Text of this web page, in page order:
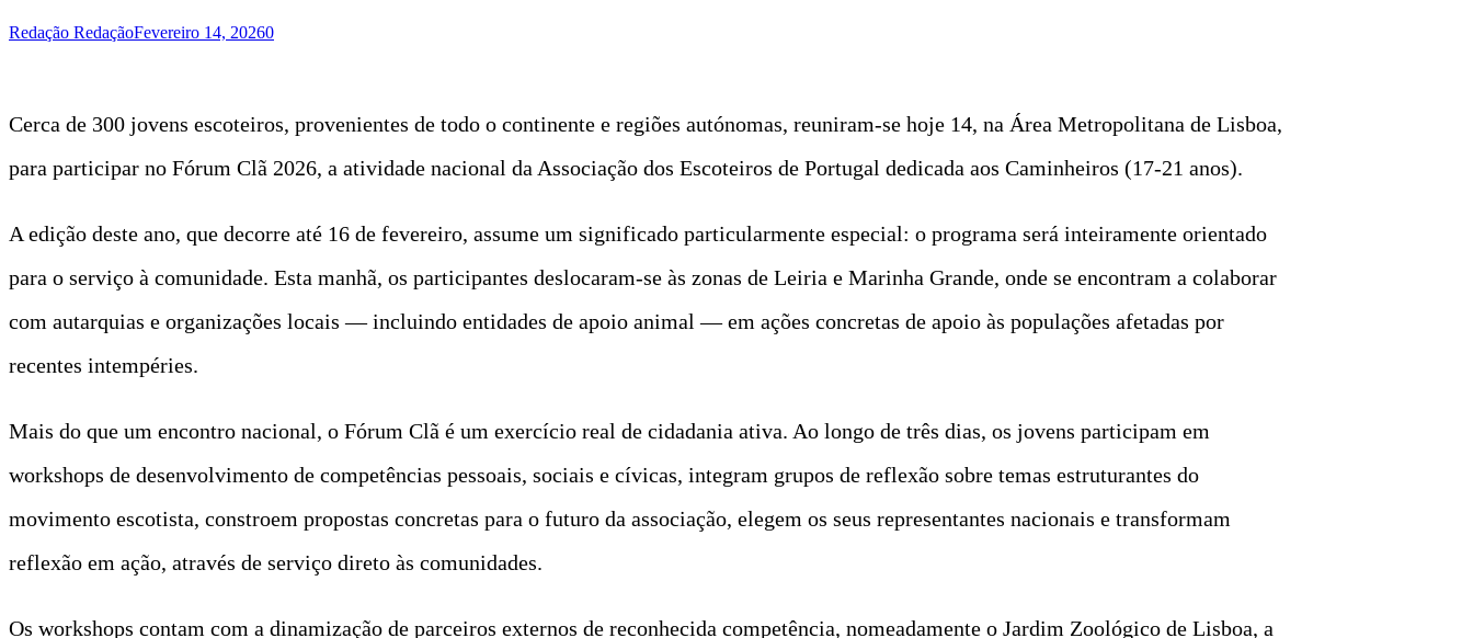
Redação RedaçãoFevereiro 14, 20260
Cerca de 300 jovens escoteiros, provenientes de todo o continente e regiões autónomas, reuniram-se hoje 14, na Área Metropolitana de Lisboa,
para participar no Fórum Clã 2026, a atividade nacional da Associação dos Escoteiros de Portugal dedicada aos Caminheiros (17-21 anos).
A edição deste ano, que decorre até 16 de fevereiro, assume um significado particularmente especial: o programa será inteiramente orientado
para o serviço à comunidade. Esta manhã, os participantes deslocaram-se às zonas de Leiria e Marinha Grande, onde se encontram a colaborar
com autarquias e organizações locais — incluindo entidades de apoio animal — em ações concretas de apoio às populações afetadas por
recentes intempéries.
Mais do que um encontro nacional, o Fórum Clã é um exercício real de cidadania ativa. Ao longo de três dias, os jovens participam em
workshops de desenvolvimento de competências pessoais, sociais e cívicas, integram grupos de reflexão sobre temas estruturantes do
movimento escotista, constroem propostas concretas para o futuro da associação, elegem os seus representantes nacionais e transformam
reflexão em ação, através de serviço direto às comunidades.
Os workshops contam com a dinamização de parceiros externos de reconhecida competência, nomeadamente o Jardim Zoológico de Lisboa, a